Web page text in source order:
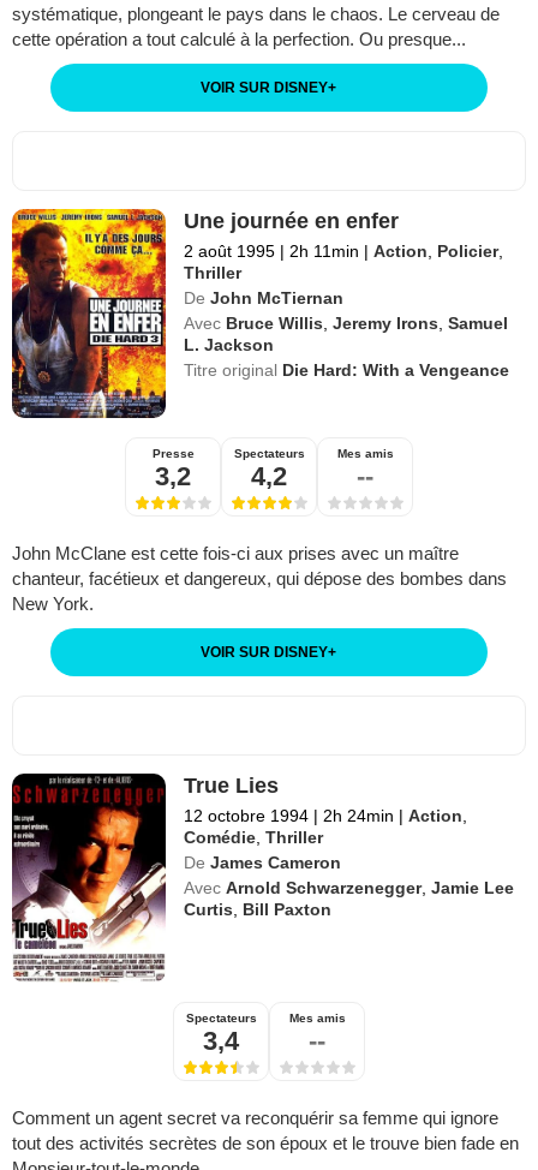
systématique, plongeant le pays dans le chaos. Le cerveau de
cette opération a tout calculé à la perfection. Ou presque...
VOIR SUR DISNEY+
Une journée en enfer
2 août 1995 | 2h 11min | Action, Policier,
Thriller
De John McTiernan
Avec Bruce Willis,Jeremy Irons,Samuel
L. Jackson
Titre original Die Hard: With a Vengeance
Presse
3,2
Spectateurs
4,2
Mes amis
--
John McClane est cette fois-ci aux prises avec un maître
chanteur, facétieux et dangereux, qui dépose des bombes dans
New York.
VOIR SUR DISNEY+
True Lies
12 octobre 1994 | 2h 24min | Action,
Comédie,Thriller
De James Cameron
Avec Arnold Schwarzenegger,Jamie Lee
Curtis, Bill Paxton
Spectateurs
3,4
Mes amis
--
Comment un agent secret va reconquérir sa femme qui ignore
tout des activités secrètes de son époux et le trouve bien fade en